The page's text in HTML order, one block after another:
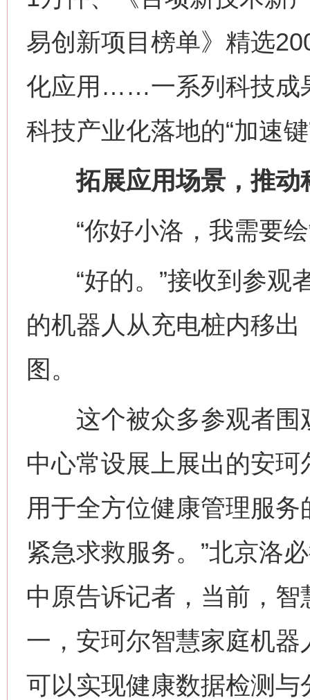
易创新项目榜单》精选
化应用……一系列科技成
科技产业化落地的“加速
拓展应用场景，推动
“你好小洛，我需要绘
“好的。”接收到参观
的机器人从充电桩内移
图。
这个被众多参观者围
中心常设展上展出的安
用于全方位健康管理服
紧急求救服务。”北京洛
中原告诉记者，当前，
一，安珂尔智慧家庭机
可以实现健康数据检测